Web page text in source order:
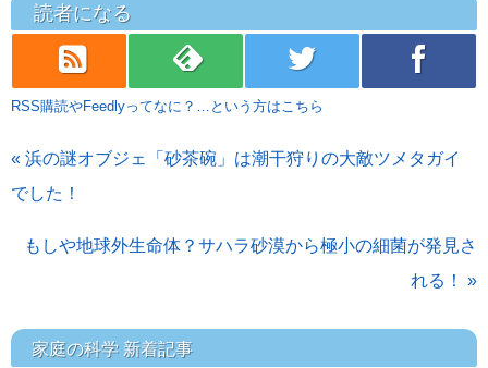
読者になる
rss feedly twitter facebook
RSS購読やFeedlyってなに？…という方はこちら
« 浜の謎オブジェ「砂茶碗」は潮干狩りの大敵ツメタガイ
でした！
もしや地球外生命体？サハラ砂漠から極小の細菌が発見さ
れる！ »
家庭の科学 新着記事